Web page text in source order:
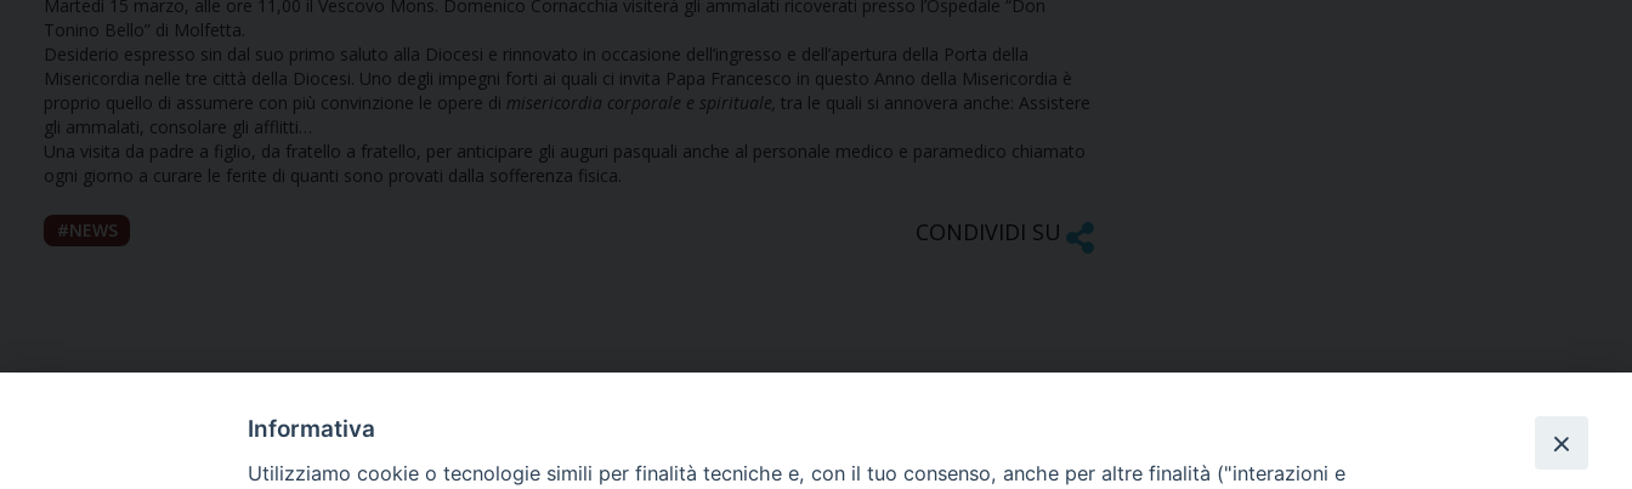
Martedì 15 marzo, alle ore 11,00 il Vescovo Mons. Domenico Cornacchia visiterà gli ammalati ricoverati presso l’Ospedale “Don
Tonino Bello” di Molfetta.
Desiderio espresso sin dal suo primo saluto alla Diocesi e rinnovato in occasione dell’ingresso e dell’apertura della Porta della
Misericordia nelle tre città della Diocesi. Uno degli impegni forti ai quali ci invita Papa Francesco in questo Anno della Misericordia è
proprio quello di assumere con più convinzione le opere di misericordia corporale e spirituale, tra le quali si annovera anche: Assistere
gli ammalati, consolare gli afflitti…
Una visita da padre a figlio, da fratello a fratello, per anticipare gli auguri pasquali anche al personale medico e paramedico chiamato
ogni giorno a curare le ferite di quanti sono provati dalla sofferenza fisica.
NEWS CONDIVIDI SU
Informativa
Utilizziamo cookie o tecnologie simili per finalità tecniche e, con il tuo consenso, anche per altre finalità ("interazioni e